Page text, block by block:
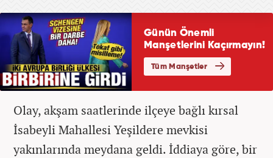
Olay, akşam saatlerinde ilçeye bağlı kırsal
İsabeyli Mahallesi Yeşildere mevkisi
yakınlarında meydana geldi. İddiaya göre, bir